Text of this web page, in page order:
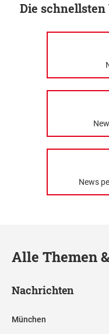
Die
News
Alle Themen
Nachrichten
München